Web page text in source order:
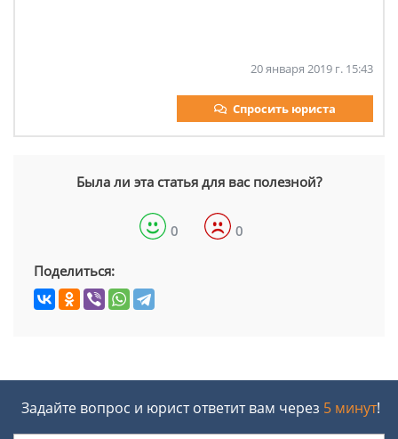
20 января 2019 г. 15:43
Спросить юриста
Была ли эта статья для вас полезной?
0 0
Поделиться:
Задайте вопрос и юрист ответит вам через 5 минут!